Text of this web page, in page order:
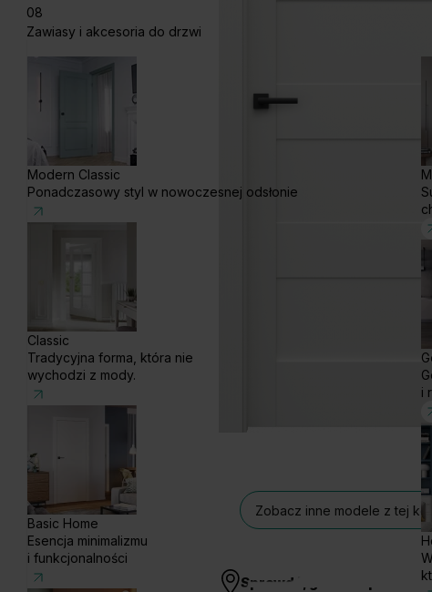
08
Zawiasy i akcesoria do drzwi
Modern Classic
Ponadczasowy styl w nowoczesnej odsłonie
Classic
Tradycyjna forma, która nie
wychodzi z mody.
Basic Home
Esencja minimalizmu
i funkcjonalności
i
Zobacz inne modele z tej
Sprawdź, gdzie kupisz